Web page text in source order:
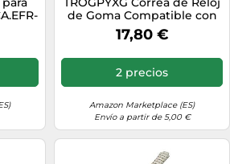
de Goma Compatible con
Casio Edifice 5359 EFR-
S108D, Hebilla magnética,
Silicona Efr-s108.(Black-
Silver)
17,80 €
2 precios
Amazon Marketplace (ES)
Envío a partir de 5,00 €